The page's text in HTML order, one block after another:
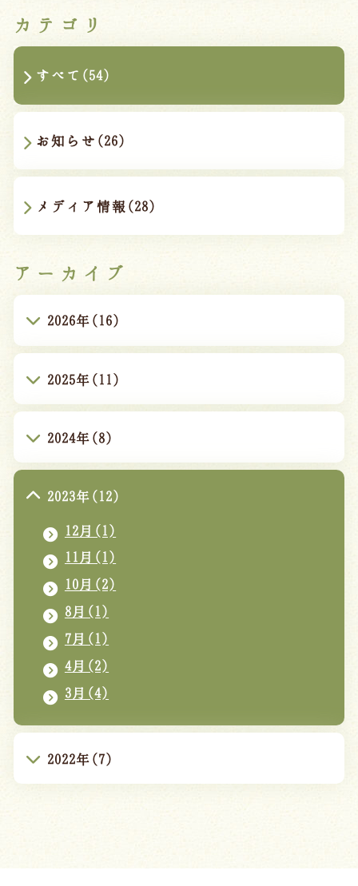
カテゴリ
すべて(54)
お知らせ(26)
メディア情報(28)
アーカイブ
2026年(16)
2025年(11)
2024年(8)
2023年(12)
12月(1)
11月(1)
10月(2)
8月(1)
7月(1)
4月(2)
3月(4)
2022年(7)